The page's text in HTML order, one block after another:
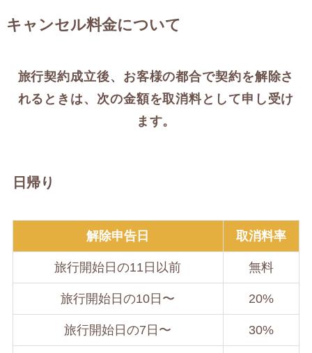
キャンセル料金について
旅行契約成立後、お客様の都合で契約を解除さ
れるときは、次の金額を取消料として申し受け
ます。
日帰り
解除申告日 取消料率
旅行開始日の11日以前 無料
旅行開始日の10日〜 20%
旅行開始日の7日〜 30%